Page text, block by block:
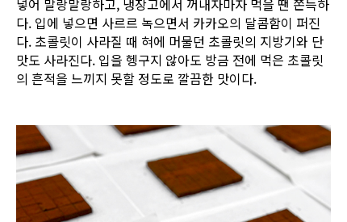
다. 입에 넣으면 사르르 녹으면서 카카오의 달콤함이 퍼진
다. 초콜릿이 사라질 때 혀에 머물던 초콜릿의 지방기와 단
맛도 사라진다. 입을 헹구지 않아도 방금 전에 먹은 초콜릿
의 흔적을 느끼지 못할 정도로 깔끔한 맛이다.